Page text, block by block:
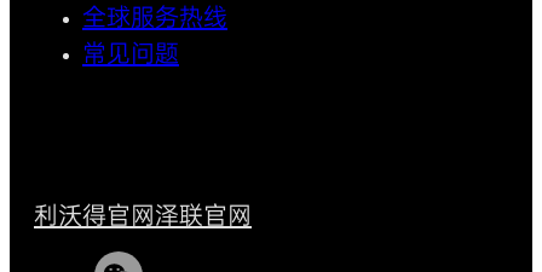
全球服务热线
常见问题
利沃得官网泽联官网